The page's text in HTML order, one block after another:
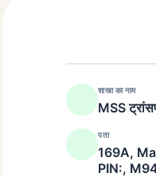
शाखा का नाम
MSS
पता
169A,
PIN:,